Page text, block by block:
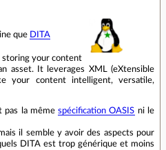
que DITA
storing your content
asset. It leverages XML (eXtensible
your content intelligent, versatile,
pas la mêmespécification OASIS ni le
il semble y avoir des aspects pour
DITA est trop générique et moins